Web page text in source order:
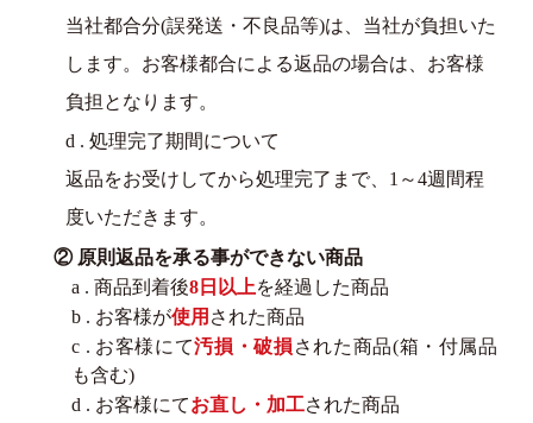
当社都合分(誤発送・不良品等)は、当社が負担いた
します。お客様都合による返品の場合は、お客様
負担となります。
d . 処理完了期間について
返品をお受けしてから処理完了まで、1～4週間程
度いただきます。
② 原則返品を承る事ができない商品
a . 商品到着後8日以上を経過した商品
b . お客様が使用 された商品
c . お客様にて汚損・破損 された商品(箱・付属品
も含む)
d . お客様にてお直し・加工された商品